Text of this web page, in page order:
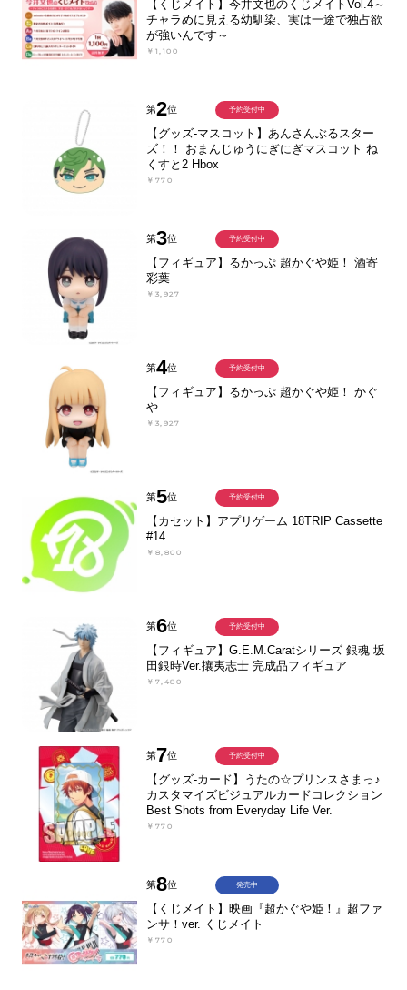
【くじメイト】今井文也のくじメイトVol.4～
チャラめに見える幼馴染、実は一途で独占欲
が強いんです～
￥1,100
第2位
【グッズ-マスコット】あんさんぶるスター
ズ！！ おまんじゅうにぎにぎマスコット ね
くすと2 Hbox
￥770
予約受付中
第3位
【フィギュア】るかっぷ 超かぐや姫！ 酒寄
彩葉
￥3,927
予約受付中
第4位
【フィギュア】るかっぷ 超かぐや姫！ かぐ
や
￥3,927
予約受付中
第5位
【カセット】アプリゲーム 18TRIP Cassette
#14
￥8,800
予約受付中
第6位
【フィギュア】G.E.M.Caratシリーズ 銀魂 坂
田銀時Ver.攘夷志士 完成品フィギュア
￥7,480
予約受付中
第7位
【グッズ-カード】うたの☆プリンスさまっ♪
カスタマイズビジュアルカードコレクション
Best Shots from Everyday Life Ver.
￥770
予約受付中
第8位
【くじメイト】映画『超かぐや姫！』超ファ
ンサ！ver. くじメイト
￥770
発売中